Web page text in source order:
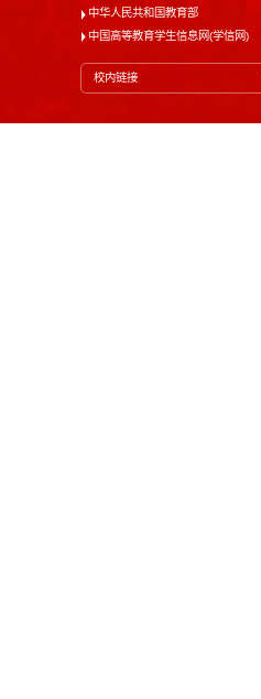
中华人民共和国教育部
中国高等教育学生信息网(学信网)
校内链接